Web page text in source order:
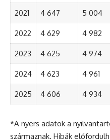
2021 4 647 5 004
2022 4 629 4 982
2023 4 625 4 974
2024 4 623 4 961
2025 4 606 4 934
*A nyers adatok a
származnak. Hibák